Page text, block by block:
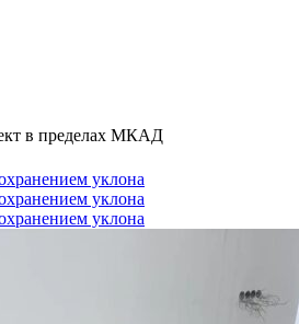
в пределах МКАД